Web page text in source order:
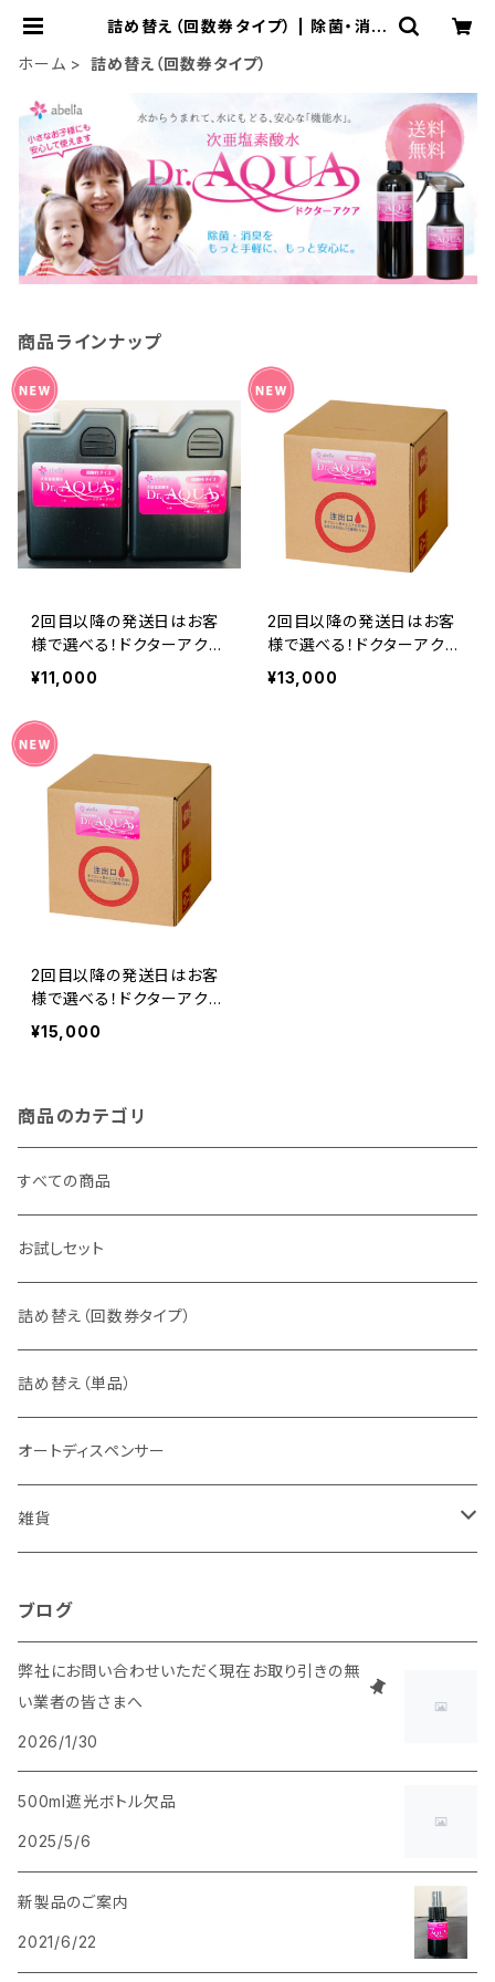
詰め替え（回数券タイプ） | 除菌・消臭
素酸水ドクターアクア｜アベリィア合
ホーム 詰め替え（回数券タイプ）
商品ラインナップ
2回目以降の発送日はお客
様で選べる！ドクターアクア
2リットル回数券(3回)
¥11,000
2回目以降の発送日はお客
様で選べる！ドクターアクア
5リットル回数券(3回)
¥13,000
2回目以降の発送日はお客
様で選べる！ドクターアクア
10リットル回数券(3回)
¥15,000
商品のカテゴリ
すべての商品
お試しセット
詰め替え（回数券タイプ）
詰め替え（単品）
オートディスペンサー
雑貨
ブログ
弊社にお問い合わせいただく現在お取り引きの無
い業者の皆さまへ
2026/1/30
500ml遮光ボトル欠品
2025/5/6
新製品のご案内
2021/6/22